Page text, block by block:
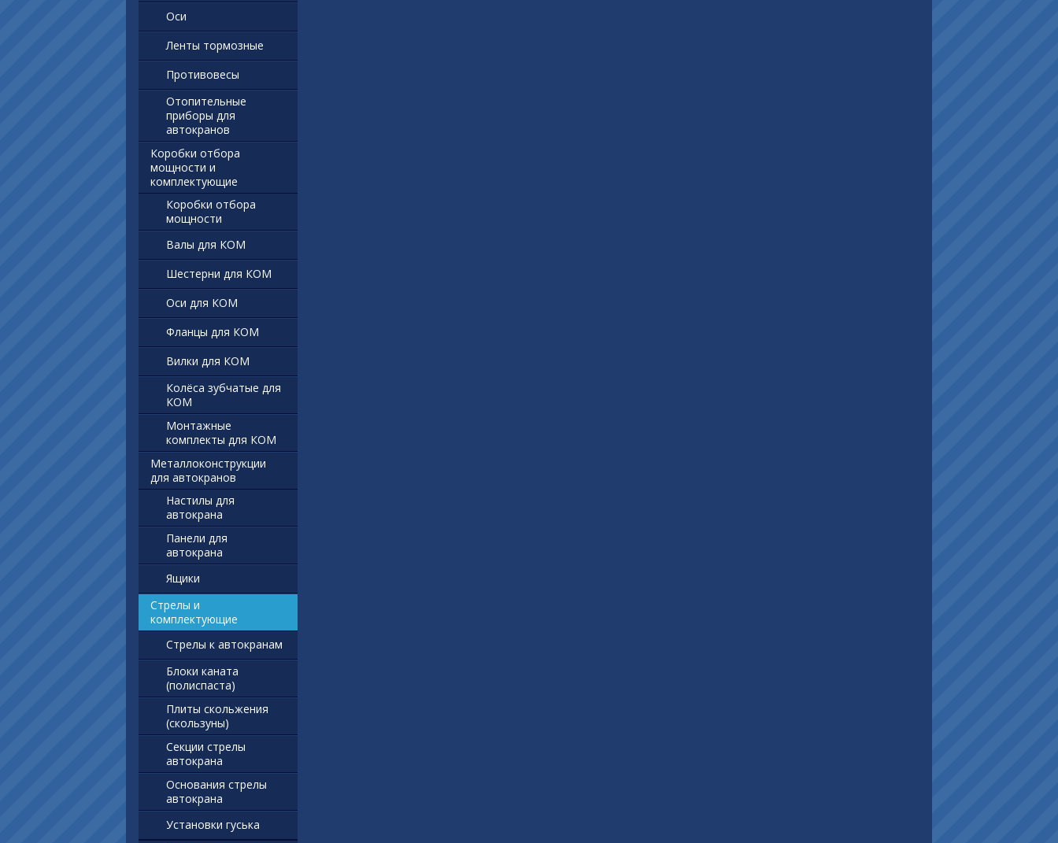
Оси
Ленты тормозные
Противовесы
Отопительные
приборы для
автокранов
Коробки отбора
мощности и
комплектующие
Коробки отбора
мощности
Валы для КОМ
Шестерни для КОМ
Оси для КОМ
Фланцы для КОМ
Вилки для КОМ
Колёса зубчатые для
КОМ
Монтажные
комплекты для КОМ
Металлоконструкции
для автокранов
Настилы для
автокрана
Панели для
автокрана
Ящики
Стрелы и
комплектующие
Стрелы к автокранам
Блоки каната
(полиспаста)
Плиты скольжения
(скользуны)
Секции стрелы
автокрана
Основания стрелы
автокрана
Установки гуська